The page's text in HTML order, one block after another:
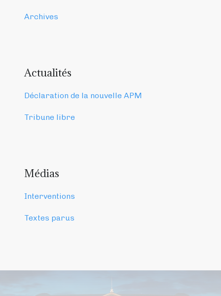
Archives
Actualités
Déclaration de la nouvelle APM
Tribune libre
Médias
Interventions
Textes parus